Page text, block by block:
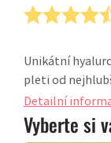
Průměrné
produktu
je
4,9
z
5
Vyberte si
Unikátní
pleti od
Detailní